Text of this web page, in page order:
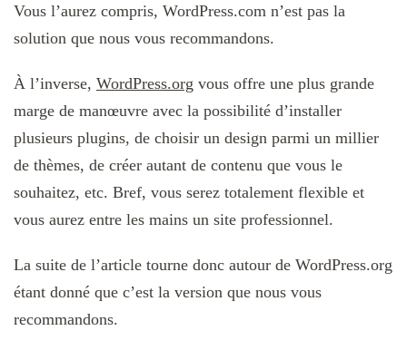
Vous l’aurez compris, WordPress.com n’est pas la
solution que nous vous recommandons.
À l’inverse, WordPress.org vous offre une plus grande
marge de manœuvre avec la possibilité d’installer
plusieurs plugins, de choisir un design parmi un millier
de thèmes, de créer autant de contenu que vous le
souhaitez, etc. Bref, vous serez totalement flexible et
vous aurez entre les mains un site professionnel.
La suite de l’article tourne donc autour de WordPress.org
étant donné que c’est la version que nous vous
recommandons.